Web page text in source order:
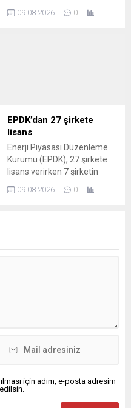
daha zor. Teknolojik
09.08.2026 0
EPDK’dan 27 şirkete
lisans
Enerji Piyasası Düzenleme
Kurumu (EPDK), 27 şirkete
lisans verirken 7 şirketin
09.08.2026 0
için adım, e-posta adresim